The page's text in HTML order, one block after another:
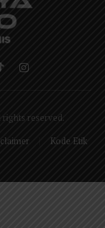
Instagram
rights reserved.
Kode Etik